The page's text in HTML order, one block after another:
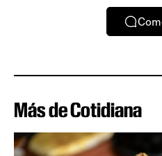
Más de Cotidiana